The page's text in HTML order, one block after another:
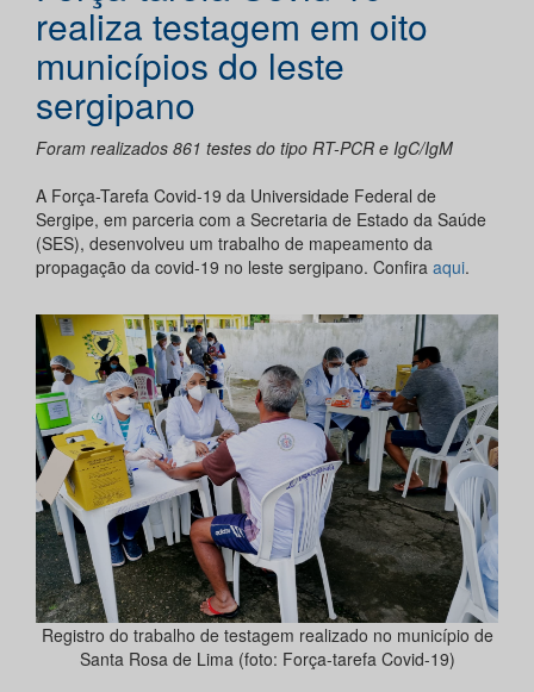
realiza testagem em oito
municípios do leste
sergipano
Foram realizados 861 testes do tipo RT-PCR e IgC/IgM
A Força-Tarefa Covid-19 da Universidade Federal de
Sergipe, em parceria com a Secretaria de Estado da Saúde
(SES), desenvolveu um trabalho de mapeamento da
propagação da covid-19 no leste sergipano. Confira aqui.
Registro do trabalho de testagem realizado no município de
Santa Rosa de Lima (foto: Força-tarefa Covid-19)